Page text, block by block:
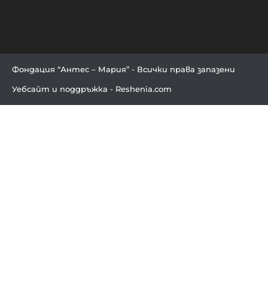
Фондация “Антес – Мария” - Всички права запазени
Уебсайт и поддръжка - Reshenia.com